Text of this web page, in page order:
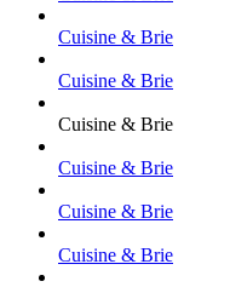
Cuisine & Brie
Cuisine & Brie
Cuisine & Brie
Cuisine & Brie
Cuisine & Brie
Cuisine & Brie